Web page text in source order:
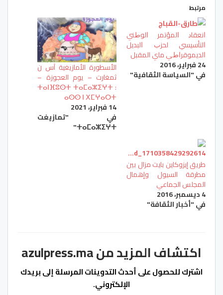
مرتبط
ﺍﻧﻌﻘﺎﺩ ﺍﻟﻤﺆﺗﻤﺮ ﺍﻟﻮﻁﻨﻲ
ﺍﻟﺘﺄﺳﻴﺴﻲ ﻟﺤﺰﺏ ﺍﻟﺒﺪﻳﻞ
ﺍﻟﺪﻳﻤﻮﻗﺮﺍﻁﻲ ماي المقبل
24 فبراير، 2016
في "السياسة الثقافية"
الأسطورة الأمازيغية آس ن
ثمغارت – يوم العجوزة –
ⵜⴰⵏⴼⵓⵙⵜ ⵜⴰⵎⴰⵣⵉⵖⵜ :
ⴰⵙⵙ ⵏ ⵝⵎⵖⴰⵔⵜ
14 فبراير، 2021
في "تمازيغت
ⵜⴰⵎⴰⵣⵉⵖⵜ"
طريق إيزوكاين بايت مزال بين
مطرقة السيول وإهمال
المجلس الجماعي
4 ديسمبر، 2016
في "أخبار الثقافة"
اكتشاف المزيد من azulpress.ma
اشترك للحصول على أحدث التدوينات المرسلة إلى بريدك
الإلكتروني.